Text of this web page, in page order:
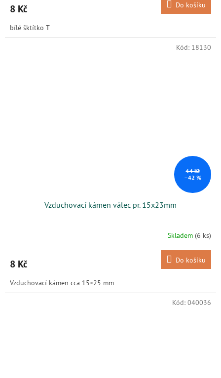
8 Kč Do košíku
bílé šktítko T
14 Kč
–42 %
Vzduchovací kámen válec pr. 15x23mm
Skladem (6 ks)
8 Kč Do košíku
Vzduchovací kámen cca 15×25 mm
Kód: 18130
Kód: 040036